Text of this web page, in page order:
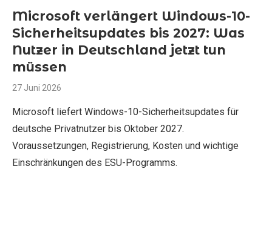
Microsoft verlängert Windows-10-
Sicherheitsupdates bis 2027: Was
Nutzer in Deutschland jetzt tun
müssen
27 Juni 2026
Microsoft liefert Windows-10-Sicherheitsupdates für
deutsche Privatnutzer bis Oktober 2027.
Voraussetzungen, Registrierung, Kosten und wichtige
Einschränkungen des ESU-Programms.